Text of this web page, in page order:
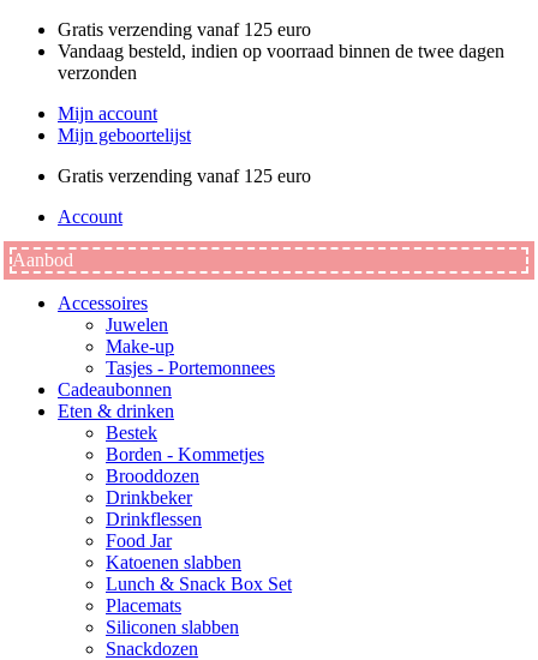
naar
Gratis verzending vanaf 125 euro
Vandaag besteld, indien op voorraad binnen de twee dagen
verzonden
Mijn account
Mijn geboortelijst
Gratis verzending vanaf 125 euro
Account
Aanbod
Accessoires
Juwelen
Make-up
Tasjes - Portemonnees
Cadeaubonnen
Eten & drinken
Bestek
Borden - Kommetjes
Brooddozen
Drinkbeker
Drinkflessen
Food Jar
Katoenen slabben
Lunch & Snack Box Set
Placemats
Siliconen slabben
Snackdozen